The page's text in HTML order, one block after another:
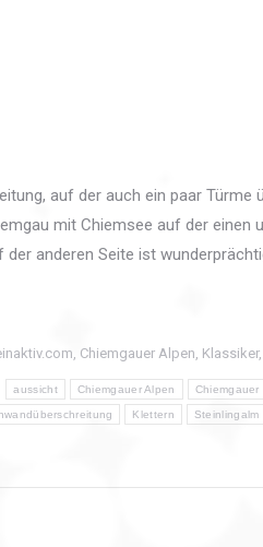
auf der auch ein paar Türme
mit Chiemsee auf der einen
anderen Seite ist
Chiemgauer Alpen Klassiker,
aussicht Chiemgauer Alpen Chiemgauer
Klettern Steinlingalm